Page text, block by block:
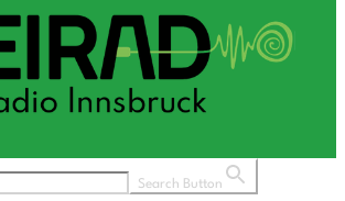
Search Button